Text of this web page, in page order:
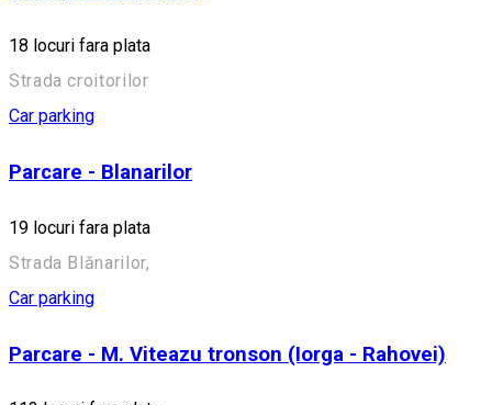
18 locuri fara plata
Strada croitorilor
Car parking
Parcare - Blanarilor
19 locuri fara plata
Strada Blănarilor,
Car parking
Parcare - M. Viteazu tronson (Iorga - Rahovei)